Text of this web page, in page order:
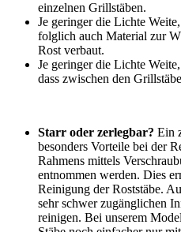
einzelnen Grillstäben.
Je geringer die Lichte
folglich auch Material zur
Rost verbaut.
Je geringer die Lichte
dass zwischen den
Starr oder zerlegbar? Ein
besonders Vorteile bei der
Rahmens mittels
entnommen werden. Dies
Reinigung der Roststäbe.
sehr schwer zugänglichen
reinigen. Bei unserem